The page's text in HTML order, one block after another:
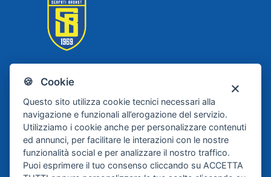
🍪 Cookie
Questo sito utilizza cookie tecnici necessari alla
navigazione e funzionali all’erogazione del servizio.
Utilizziamo i cookie anche per personalizzare contenuti
ed annunci, per facilitare le interazioni con le nostre
funzionalità social e per analizzare il nostro traffico.
Puoi esprimere il tuo consenso cliccando su ACCETTA
Scafati Basket